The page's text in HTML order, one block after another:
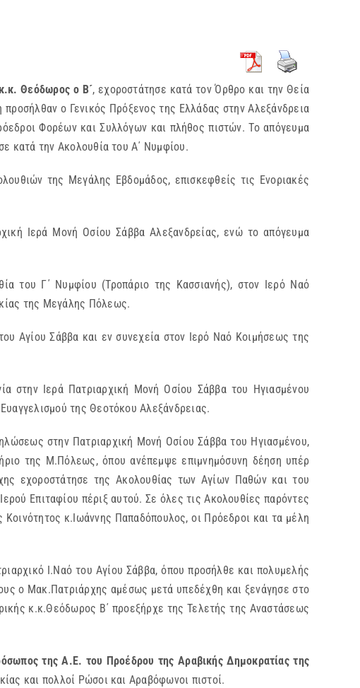
Θεόδωρος ο Β´, εχοροστάτησε κατά τον Όρθρο και την Θεία
ο Γενικός Πρόξενος της Ελλάδας στην Αλεξάνδρεια
Φορέων και Συλλόγων και πλήθος πιστών. Το απόγευμα
κατά την Ακολουθία του Α΄ Νυμφίου.
της Μεγάλης Εβδομάδος, επισκεφθείς τις Ενοριακές
Ιερά Μονή Οσίου Σάββα Αλεξανδρείας, ενώ το απόγευμα
του Γ΄ Νυμφίου (Τροπάριο της Κασσιανής), στον Ιερό Ναό
της Μεγάλης Πόλεως.
Αγίου Σάββα και εν συνεχεία στον Ιερό Ναό Κοιμήσεως της
στην Ιερά Πατριαρχική Μονή Οσίου Σάββα του Ηγιασμένου
της Θεοτόκου Αλεξάνδρειας.
στην Πατριαρχική Μονή Οσίου Σάββα του Ηγιασμένου,
της Μ.Πόλεως, όπου ανέπεμψε επιμνημόσυνη δέηση υπέρ
εχοροστάτησε της Ακολουθίας των Αγίων Παθών και του
Επιταφίου πέριξ αυτού. Σε όλες τις Ακολουθίες παρόντες
κ.Ιωάννης Παπαδόπουλος, οι Πρόεδροι και τα μέλη
Ι.Ναό του Αγίου Σάββα, όπου προσήλθε και πολυμελής
ο Μακ.Πατριάρχης αμέσως μετά υπεδέχθη και ξενάγησε στο
κ.κ.Θεόδωρος Β΄ προεξήρχε της Τελετής της Αναστάσεως
της Α.Ε. του Προέδρου της Αραβικής Δημοκρατίας της
και πολλοί Ρώσοι και Αραβόφωνοι πιστοί.